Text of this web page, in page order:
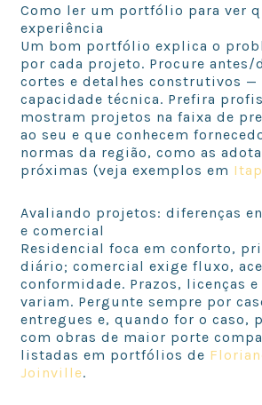
Como ler um portfólio para ver
experiência
Um bom portfólio explica o
por cada projeto. Procure antes/
cortes e detalhes construtivos —
capacidade técnica. Prefira
mostram projetos na faixa de
ao seu e que conhecem
normas da região, como as
próximas (veja exemplos em
Avaliando projetos: diferenças
e comercial
Residencial foca em conforto,
diário; comercial exige fluxo,
conformidade. Prazos, licenças
variam. Pergunte sempre por
entregues e, quando for o caso,
com obras de maior porte
listadas em portfólios de
Joinville.